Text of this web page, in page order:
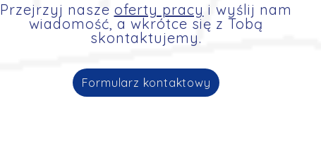
Przejrzyj nasze oferty pracy i wyślij nam
wiadomość, a wkrótce się z Tobą
skontaktujemy.
Formularz kontaktowy